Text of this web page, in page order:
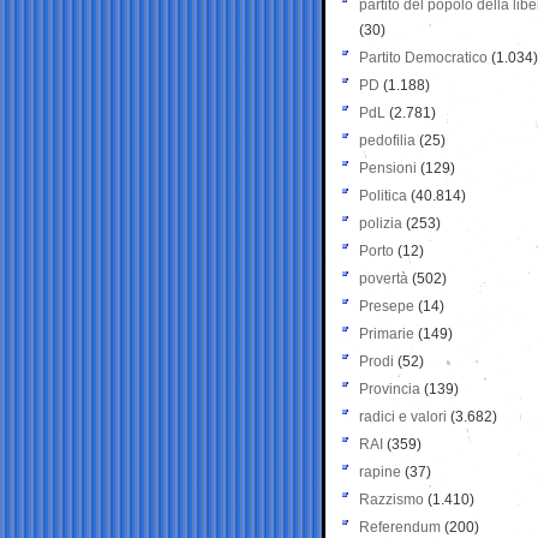
partito del popolo della
(30)
Partito Democratico (1.034)
PD (1.188)
PdL (2.781)
pedofilia (25)
Pensioni (129)
Politica (40.814)
polizia (253)
Porto (12)
povertà (502)
Presepe (14)
Primarie (149)
Prodi (52)
Provincia (139)
radici e valori (3.682)
RAI (359)
rapine (37)
Razzismo (1.410)
Referendum (200)